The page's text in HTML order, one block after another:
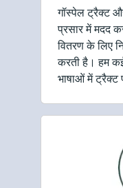
गॉस्पेल ट्रैक्ट
प्रसार में मदद
वितरण के लिए
करती है। हम
भाषाओं में ट्रैक्ट